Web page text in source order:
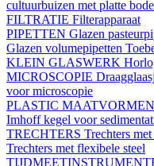
cultuurbuizen met platte
FILTRATIE Filterapparaat
PIPETTEN Glazen
Glazen volumepipetten
KLEIN GLASWERK
MICROSCOPIE
voor microscopie
PLASTIC MAATVORMEN
Imhoff kegel voor
TRECHTERS Trechters
Trechters met flexibele steel